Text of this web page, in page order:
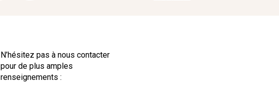
N’hésitez pas à nous contacter
pour de plus amples
renseignements :